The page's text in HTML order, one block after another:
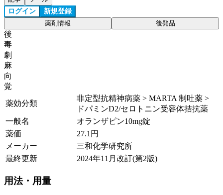
ログイン 新規登録
薬剤情報 後発品
後
毒
劇
麻
向
覚
薬効分類
非定型抗精神病薬 > MARTA 制吐薬 >
ドパミンD2/セロトニン受容体拮抗薬
一般名
オランザピン10mg錠
薬価
27.1 円
メーカー
三和化学研究所
最終更新
2024年11月改訂(第2版)
用法・用量